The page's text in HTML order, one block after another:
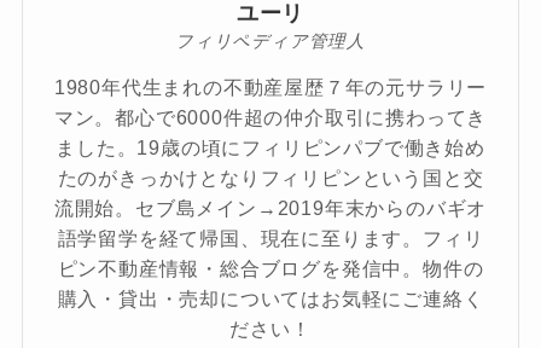
ユーリ
フィリペディア管理人
1980年代生まれの不動産屋歴７年の元サラリー
マン。都心で6000件超の仲介取引に携わってき
ました。19歳の頃にフィリピンパブで働き始め
たのがきっかけとなりフィリピンという国と交
流開始。セブ島メイン→2019年末からのバギオ
語学留学を経て帰国、現在に至ります。フィリ
ピン不動産情報・総合ブログを発信中。物件の
購入・貸出・売却についてはお気軽にご連絡く
ださい！